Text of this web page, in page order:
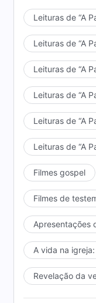
todo o
capaz de
Criador entre
nunca cessará
tampouco
identidade do
e não pode ser
exemplo. Eles
qual eles não
criados, como
podem
de Deus, não
soberania
ser não criado
nenhum ser
eles não
Deus. Assim
e, portanto, o
nobres ou
Leituras de “A
Leituras de “A
Leituras de “A
Leituras de “A
Leituras de “A
Leituras de “A
Filmes gospel
Filmes de
Apresentações
A vida na
Revelação da